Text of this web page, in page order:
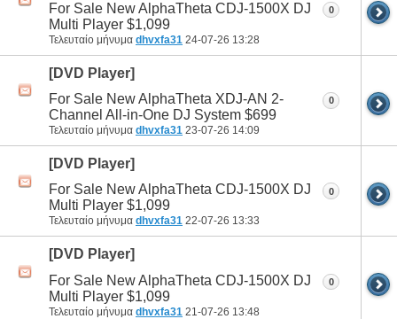
For Sale New AlphaTheta CDJ-1500X DJ
Multi Player $1,099
Τελευταίο μήνυμα dhvxfa31 24-07-26 13:28
0
[DVD Player]
For Sale New AlphaTheta XDJ-AN 2-
Channel All-in-One DJ System $699
Τελευταίο μήνυμα dhvxfa31 23-07-26 14:09
0
[DVD Player]
For Sale New AlphaTheta CDJ-1500X DJ
Multi Player $1,099
Τελευταίο μήνυμα dhvxfa31 22-07-26 13:33
0
[DVD Player]
For Sale New AlphaTheta CDJ-1500X DJ
Multi Player $1,099
Τελευταίο μήνυμα dhvxfa31 21-07-26 13:48
0